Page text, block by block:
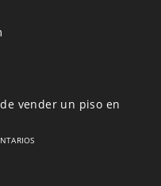
vender un piso en